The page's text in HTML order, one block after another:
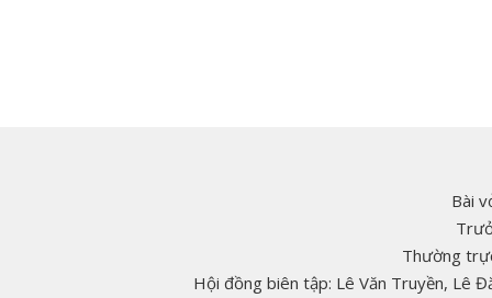
Bài
Thường
Hội đồng biên tập: Lê Văn Truyền, Lê